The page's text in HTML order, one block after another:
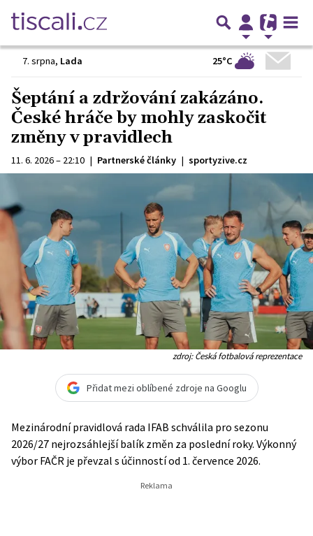
7. srpna, Lada 25°C
Šeptání a zdržování zakázáno.
České hráče by mohly zaskočit
změny v pravidlech
11. 6. 2026 – 22:10 | Partnerské články | sportyzive.cz
zdroj: Česká fotbalová reprezentace
Přidat mezi oblíbené zdroje na Googlu
Mezinárodní pravidlová rada IFAB schválila pro sezonu
2026/27 nejrozsáhlejší balík změn za poslední roky. Výkonný
výbor FAČR je převzal s účinností od 1. července 2026.